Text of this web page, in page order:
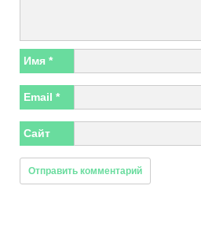
Имя *
Email *
Сайт